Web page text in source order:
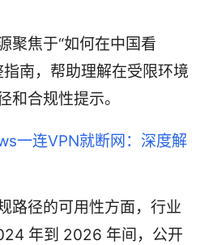
聚焦于“如何在中国看
南，帮助理解在受限环境
和合规性提示。
一连VPN就断网：深度解
路径的可用性方面，行业
年到 2026 年间，公开